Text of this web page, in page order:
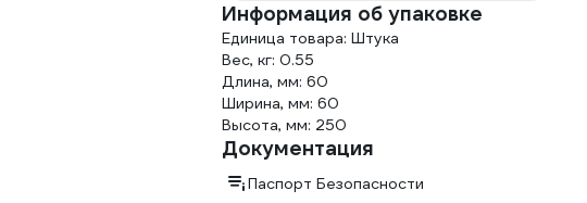
Информация об упаковке
Единица товара: Штука
Вес, кг: 0.55
Длина, мм: 60
Ширина, мм: 60
Высота, мм: 250
Документация
Паспорт Безопасности